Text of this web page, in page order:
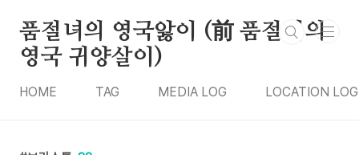
품절녀의 영국앓이 (前 품절녀의
영국 귀양살이)
HOME TAG MEDIA LOG LOCATION LOG